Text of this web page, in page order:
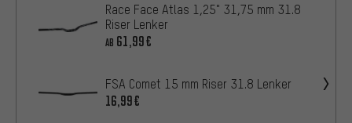
Race Face Atlas 1,25" 31,75 mm 31.8
Riser Lenker
AB 61,99€
FSA Comet 15 mm Riser 31.8 Lenker
16,99€